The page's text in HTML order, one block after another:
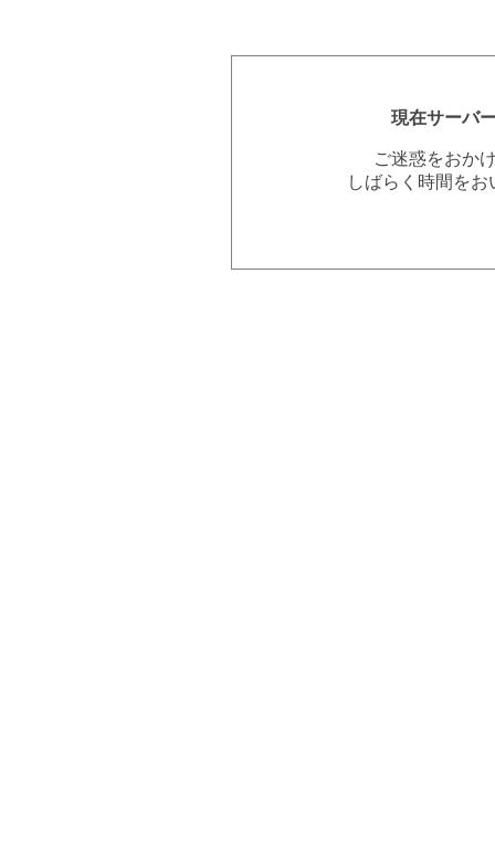
現在サーバ
ご迷惑をおか
しばらく時間を